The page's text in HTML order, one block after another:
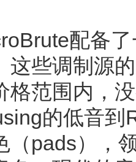
配备
这些调制源
格范围内，
的低音到
（pads），